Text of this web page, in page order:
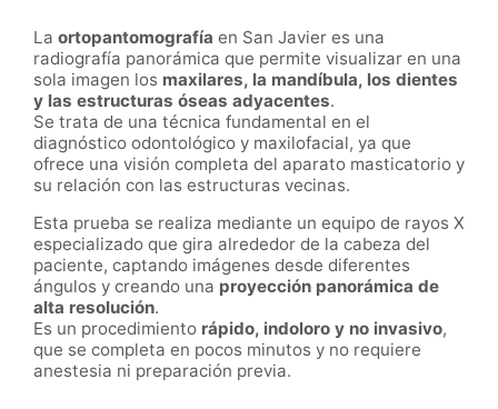
La ortopantomografía en San Javier es una
radiografía panorámica que permite visualizar en una
sola imagen los maxilares, la mandíbula, los dientes
y las estructuras óseas adyacentes.
Se trata de una técnica fundamental en el
diagnóstico odontológico y maxilofacial, ya que
ofrece una visión completa del aparato masticatorio y
su relación con las estructuras vecinas.
Esta prueba se realiza mediante un equipo de rayos X
especializado que gira alrededor de la cabeza del
paciente, captando imágenes desde diferentes
ángulos y creando una proyección panorámica de
alta resolución.
Es un procedimiento rápido, indoloro y no invasivo,
que se completa en pocos minutos y no requiere
anestesia ni preparación previa.